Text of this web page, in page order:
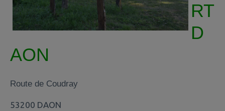
RT
D
AON
Route de Coudray
53200 DAON